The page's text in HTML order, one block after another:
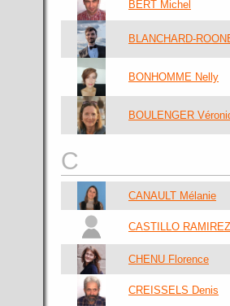
BERT Michel
BLANCHARD-
BONHOMME Nelly
BOULENGER
C
CANAULT Mélanie
CASTILLO
CHENU Florence
CREISSELS Denis